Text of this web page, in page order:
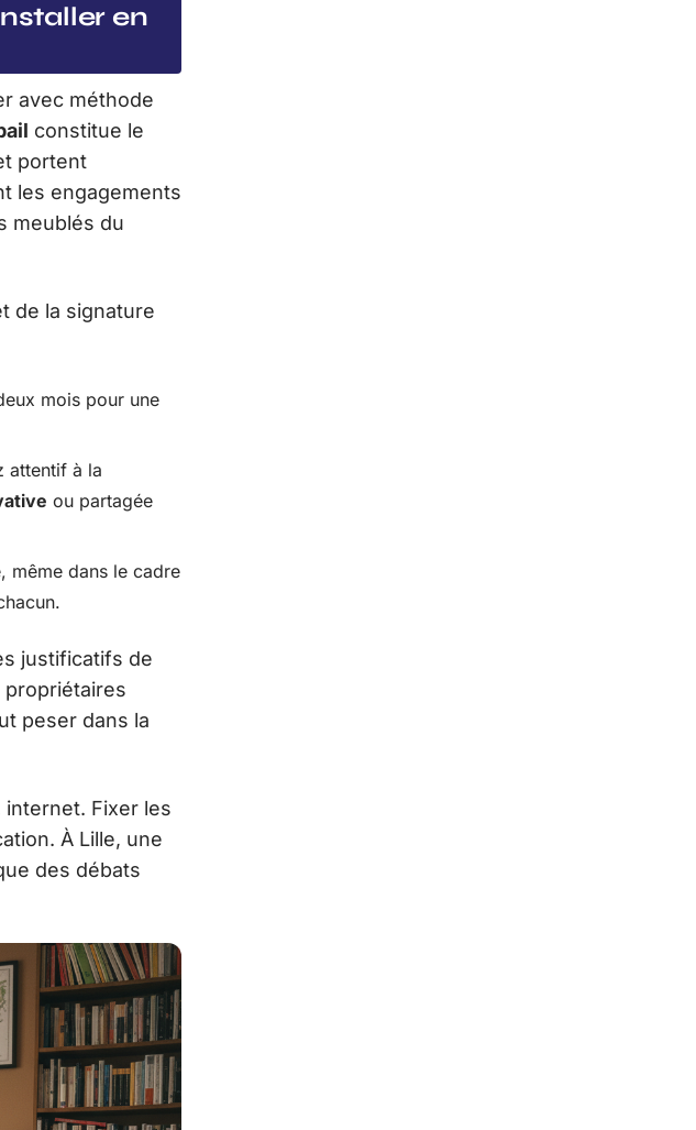
en
avec méthode
constitue le
portent
les engagements
meublés du
de la signature
mois pour une
attentif à la
ou partagée
même dans le cadre
justificatifs de
propriétaires
peser dans la
internet. Fixer les
À Lille, une
des débats